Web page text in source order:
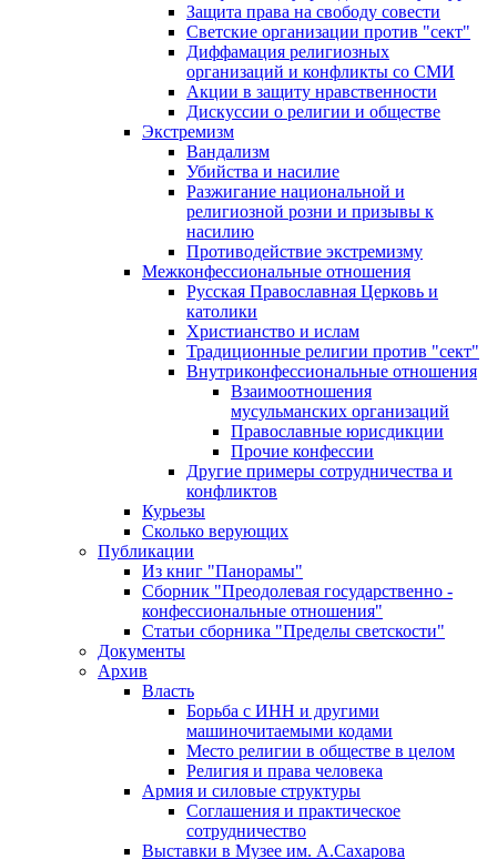
Защита права на свободу совести
Светские организации против "сект"
Диффамация религиозных
организаций и конфликты со СМИ
Акции в защиту нравственности
Дискуссии о религии и обществе
Экстремизм
Вандализм
Убийства и насилие
Разжигание национальной и
религиозной розни и призывы к
насилию
Противодействие экстремизму
Межконфессиональные отношения
Русская Православная Церковь и
католики
Христианство и ислам
Традиционные религии против "сект"
Внутриконфессиональные отношения
Взаимоотношения
мусульманских организаций
Православные юрисдикции
Прочие конфессии
Другие примеры сотрудничества и
конфликтов
Курьезы
Сколько верующих
Публикации
Из книг "Панорамы"
Сборник "Преодолевая государственно -
конфессиональные отношения"
Статьи сборника "Пределы светскости"
Документы
Архив
Власть
Борьба с ИНН и другими
машиночитаемыми кодами
Место религии в обществе в целом
Религия и права человека
Армия и силовые структуры
Соглашения и практическое
сотрудничество
Выставки в Музее им. А.Сахарова